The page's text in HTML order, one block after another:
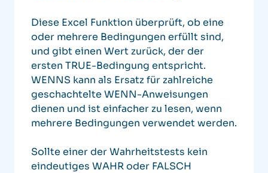
Diese Excel Funktion überprüft, ob eine
oder mehrere Bedingungen erfüllt sind,
und gibt einen Wert zurück, der der
ersten TRUE-Bedingung entspricht.
WENNS kann als Ersatz für zahlreiche
geschachtelte WENN-Anweisungen
dienen und ist einfacher zu lesen, wenn
mehrere Bedingungen verwendet werden.
Sollte einer der Wahrheitstests kein
eindeutiges WAHR oder FALSCH